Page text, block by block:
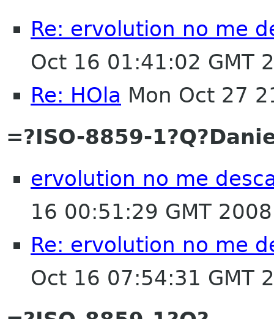
Re: ervolution no me
Oct 16 01:41:02 GMT
Re: HOla Mon Oct 27
=?ISO-8859-
ervolution no me
16 00:51:29 GMT 2008
Re: ervolution no me
Oct 16 07:54:31 GMT